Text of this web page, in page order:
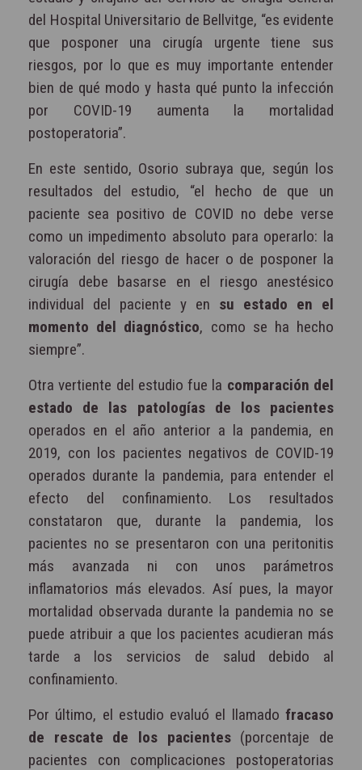
del Hospital Universitario de Bellvitge, “es evidente
que posponer una cirugía urgente tiene sus
riesgos, por lo que es muy importante entender
bien de qué modo y hasta qué punto la infección
por COVID-19 aumenta la mortalidad
postoperatoria”.
En este sentido, Osorio subraya que, según los
resultados del estudio, “el hecho de que un
paciente sea positivo de COVID no debe verse
como un impedimento absoluto para operarlo: la
valoración del riesgo de hacer o de posponer la
cirugía debe basarse en el riesgo anestésico
individual del paciente y en su estado en el
momento del diagnóstico, como se ha hecho
siempre”.
Otra vertiente del estudio fue la comparación del
estado de las patologías de los pacientes
operados en el año anterior a la pandemia, en
2019, con los pacientes negativos de COVID-19
operados durante la pandemia, para entender el
efecto del confinamiento. Los resultados
constataron que, durante la pandemia, los
pacientes no se presentaron con una peritonitis
más avanzada ni con unos parámetros
inflamatorios más elevados. Así pues, la mayor
mortalidad observada durante la pandemia no se
puede atribuir a que los pacientes acudieran más
tarde a los servicios de salud debido al
confinamiento.
Por último, el estudio evaluó el llamado fracaso
de rescate de los pacientes(porcentaje de
pacientes con complicaciones postoperatorias